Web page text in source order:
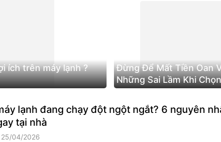
ích trên máy lạnh ?
Đừng Để Mất Tiền Oan
Những Sai Lầm Khi
Suất Điều Hòa
lạnh đang chạy đột ngột ngắt? 6 nguyên
tại nhà
04/2026